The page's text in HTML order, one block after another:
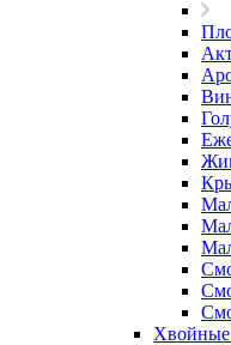
Хвойные